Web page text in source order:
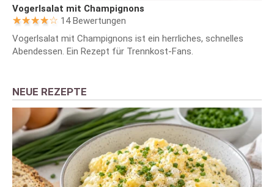
Vogerlsalat mit Champignons
14 Bewertungen
Vogerlsalat mit Champignons ist ein herrliches, schnelles
Abendessen. Ein Rezept für Trennkost-Fans.
NEUE REZEPTE